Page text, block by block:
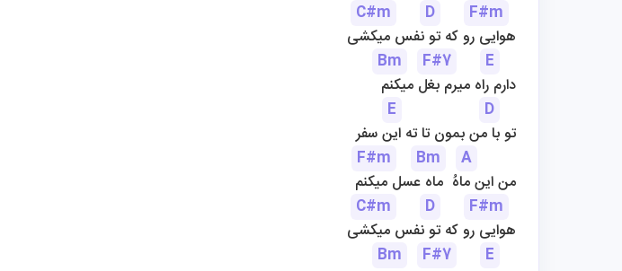
C#m D
F#m
هوایی رو که تو نفس میکشی
Bm
F#7
E
دارم راه میرم بغل میکنم
E
D
تو با من بمون تا ته این سفر
F#m
Bm
A
من این ماهُ  ماه عسل میکنم
C#m
D
F#m
هوایی رو که تو نفس میکشی
Bm
F#7
E